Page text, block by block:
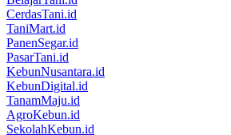
CerdasTani.id
TaniMart.id
PanenSegar.id
PasarTani.id
KebunNusantara.id
KebunDigital.id
TanamMaju.id
AgroKebun.id
SekolahKebun.id